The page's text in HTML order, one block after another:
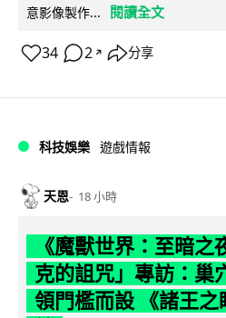
意影像製作...
閱讀全文
34 2 ↗ 分享
科技娛樂 遊戲情報
天恩 18 小時
《魔獸世界：至暗之
克的詛咒」專訪：巢
領門檻而設 《諸王